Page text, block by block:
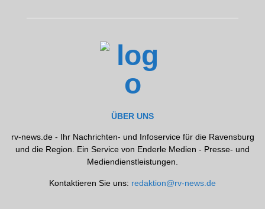
ÜBER UNS
rv-news.de - Ihr Nachrichten- und Infoservice für die Ravensburg
und die Region. Ein Service von Enderle Medien - Presse- und
Mediendienstleistungen.
Kontaktieren Sie uns: redaktion@rv-news.de